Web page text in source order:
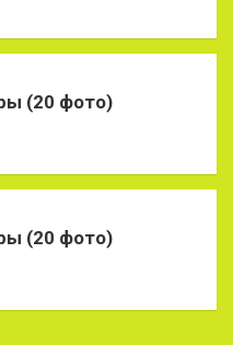
(20 фото)
(20 фото)